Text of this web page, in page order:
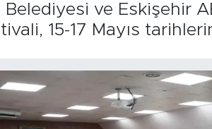
Belediyesi ve Eskişehir
15-17 Mayıs